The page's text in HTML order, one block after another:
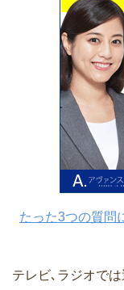
たった3つの質問
テレビ､ラジオで